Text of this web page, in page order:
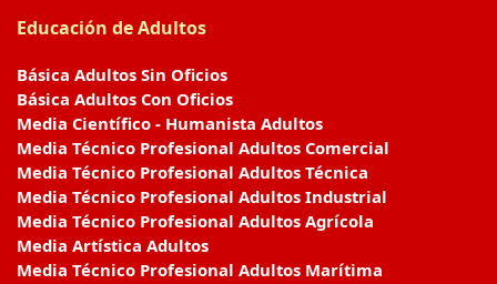
Educación de Adultos
Básica Adultos Sin Oficios
Básica Adultos Con Oficios
Media Científico - Humanista Adultos
Media Técnico Profesional Adultos Comercial
Media Técnico Profesional Adultos Técnica
Media Técnico Profesional Adultos Industrial
Media Técnico Profesional Adultos Agrícola
Media Artística Adultos
Media Técnico Profesional Adultos Marítima